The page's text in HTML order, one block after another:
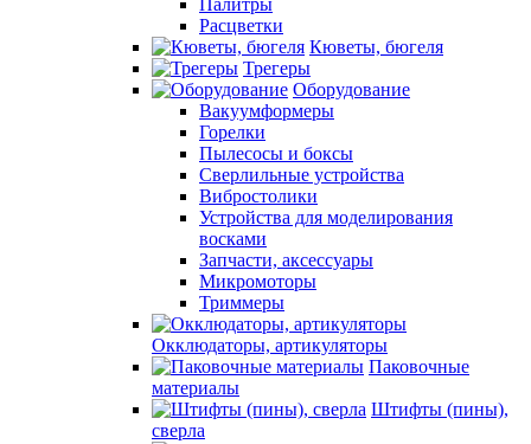
Палитры
Расцветки
Кюветы, бюгеля
Трегеры
Оборудование
Вакуумформеры
Горелки
Пылесосы и боксы
Сверлильные устройства
Вибростолики
Устройства для моделирования
восками
Запчасти, аксессуары
Микромоторы
Триммеры
Окклюдаторы, артикуляторы
Паковочные
материалы
Штифты (пины),
сверла